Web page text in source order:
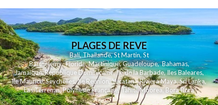
PLAGES DE REVE
Bali,Thailande,St Martin,St
Barthelemy,Floride,Martinique,Guadeloupe,Bahamas,
Jamaique,Republique Dominicaine,Ile de la Barbade,Iles Baleares,
Ile Maurice,Seychelles,Ile Reunion,Yucatan - Riviera Maya,Sri Lanka,
Las Terrenas,Polynesie Française,Tahiti,Moorea, Bora Bora